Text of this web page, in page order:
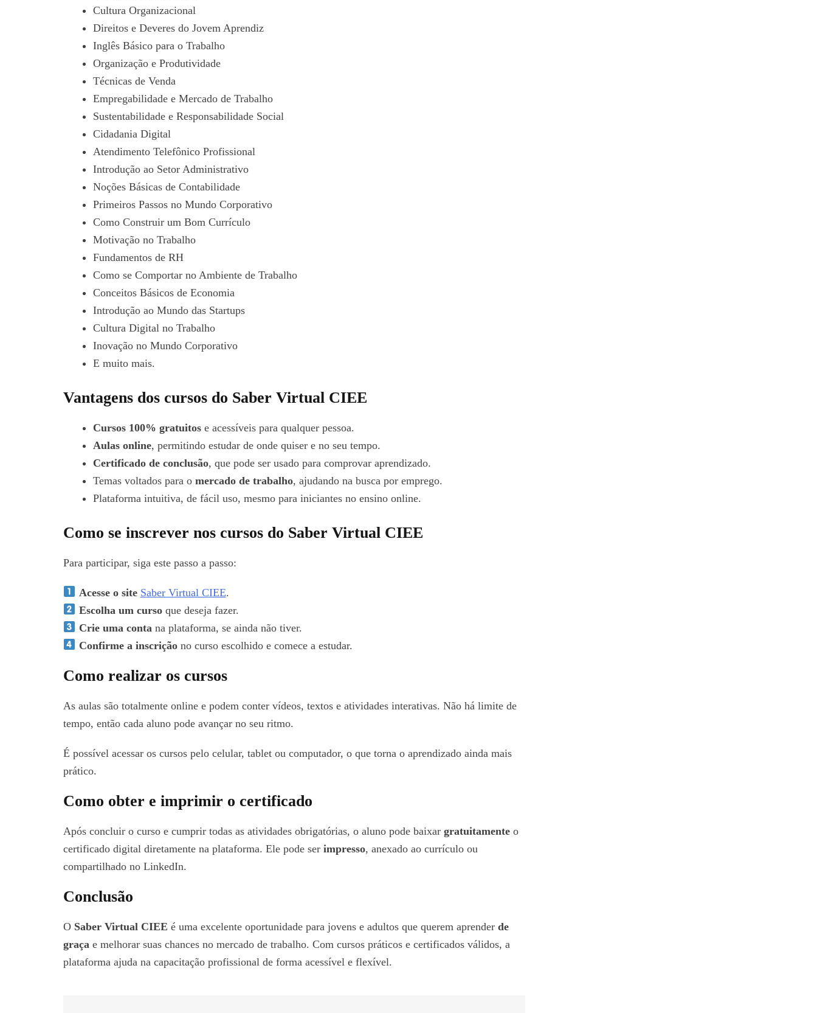
Cultura Organizacional
Direitos e Deveres do Jovem Aprendiz
Inglês Básico para o Trabalho
Organização e Produtividade
Técnicas de Venda
Empregabilidade e Mercado de Trabalho
Sustentabilidade e Responsabilidade Social
Cidadania Digital
Atendimento Telefônico Profissional
Introdução ao Setor Administrativo
Noções Básicas de Contabilidade
Primeiros Passos no Mundo Corporativo
Como Construir um Bom Currículo
Motivação no Trabalho
Fundamentos de RH
Como se Comportar no Ambiente de Trabalho
Conceitos Básicos de Economia
Introdução ao Mundo das Startups
Cultura Digital no Trabalho
Inovação no Mundo Corporativo
E muito mais.
Vantagens dos cursos do Saber Virtual CIEE
Cursos 100% gratuitos e acessíveis para qualquer pessoa.
Aulas online, permitindo estudar de onde quiser e no seu tempo.
Certificado de conclusão, que pode ser usado para comprovar aprendizado.
Temas voltados para o mercado de trabalho, ajudando na busca por emprego.
Plataforma intuitiva, de fácil uso, mesmo para iniciantes no ensino online.
Como se inscrever nos cursos do Saber Virtual CIEE
Para participar, siga este passo a passo:
Acesse o site Saber Virtual CIEE.
Escolha um cursoque deseja fazer.
Crie uma conta na plataforma, se ainda não tiver.
Confirme a inscriçãono curso escolhido e comece a estudar.
Como realizar os cursos
As aulas são totalmente online e podem conter vídeos, textos e atividades interativas. Não há limite de
tempo, então cada aluno pode avançar no seu ritmo.
É possível acessar os cursos pelo celular, tablet ou computador, o que torna o aprendizado ainda mais
prático.
Como obter e imprimir o certificado
Após concluir o curso e cumprir todas as atividades obrigatórias, o aluno pode baixar gratuitamente o
certificado digital diretamente na plataforma. Ele pode ser impresso, anexado ao currículo ou
compartilhado no LinkedIn.
Conclusão
O Saber Virtual CIEE é uma excelente oportunidade para jovens e adultos que querem aprender de
graça e melhorar suas chances no mercado de trabalho. Com cursos práticos e certificados válidos, a
plataforma ajuda na capacitação profissional de forma acessível e flexível.